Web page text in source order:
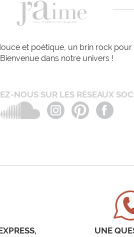
et poétique, un brin rock
Bienvenue dans notre univers !
NOUS SUR LES RÉSEAUX
UNE